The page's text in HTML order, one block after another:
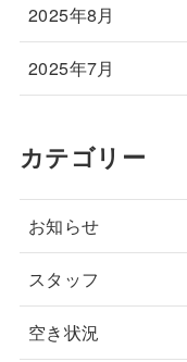
2025年8月
2025年7月
カテゴリー
お知らせ
スタッフ
空き状況